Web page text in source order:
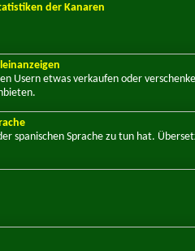
der Kanaren
Usern etwas verkaufen oder
spanischen Sprache zu tun hat.